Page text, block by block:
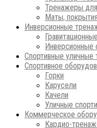
Тренажеры
Маты,
Инверсионные
Инверсионные
Спортивные
Спортивное
Горки
Карусели
Качели
Уличные
Коммерческое
Кардио-